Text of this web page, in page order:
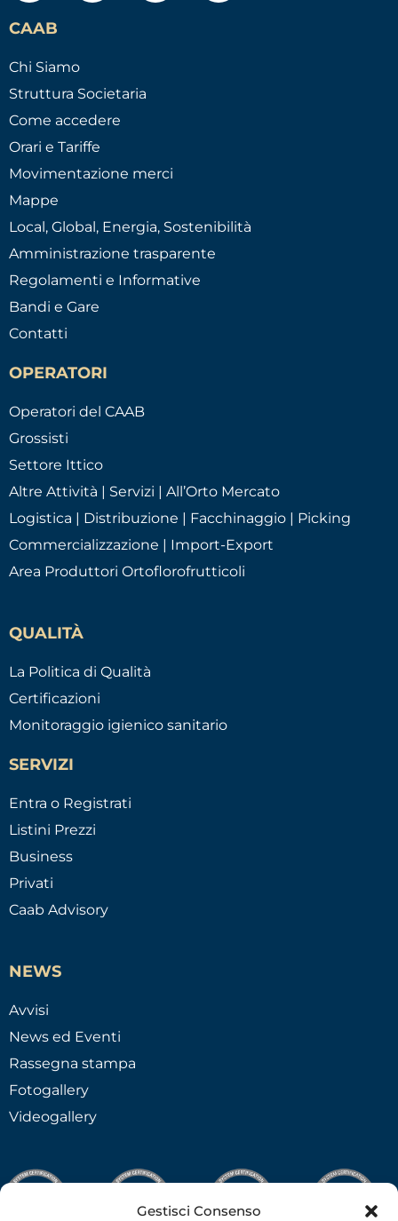
Gestisci Consenso
CAAB
Chi Siamo
Struttura Societaria
Come accedere
Orari e Tariffe
Movimentazione merci
Mappe
Local, Global, Energia, Sostenibilità
Amministrazione trasparente
Regolamenti e Informative
Bandi e Gare
Contatti
OPERATORI
Operatori del CAAB
Grossisti
Settore Ittico
Altre Attività | Servizi | All’Orto Mercato
Logistica | Distribuzione | Facchinaggio | Picking
Commercializzazione | Import-Export
Area Produttori Ortoflorofrutticoli
QUALITÀ
La Politica di Qualità
Certificazioni
Monitoraggio igienico sanitario
SERVIZI
Entra o Registrati
Listini Prezzi
Business
Privati
Caab Advisory
NEWS
Avvisi
News ed Eventi
Rassegna stampa
Fotogallery
Videogallery